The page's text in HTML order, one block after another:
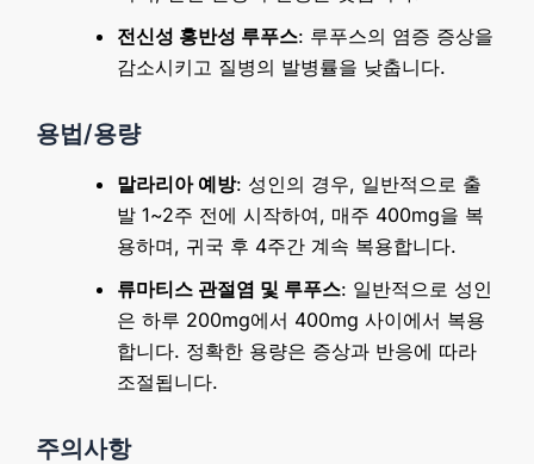
전신성 홍반성 루푸스: 루푸스의 염증 증상을
감소시키고 질병의 발병률을 낮춥니다.
용법/용량
말라리아 예방: 성인의 경우, 일반적으로 출
발 1~2주 전에 시작하여, 매주 400mg을 복
용하며, 귀국 후 4주간 계속 복용합니다.
류마티스 관절염 및 루푸스: 일반적으로 성인
은 하루 200mg에서 400mg 사이에서 복용
합니다. 정확한 용량은 증상과 반응에 따라
조절됩니다.
주의사항